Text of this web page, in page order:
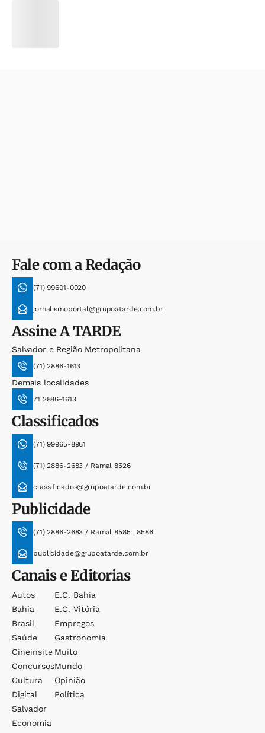
Fale com a Redação
(71) 99601-0020
jornalismoportal@grupoatarde.com.br
AssineA TARDE
Salvador e Região Metropolitana
(71) 2886-1613
Demais localidades
71 2886-1613
Classificados
(71) 99965-8961
(71) 2886-2683 / Ramal 8526
classificados@grupoatarde.com.br
Publicidade
(71) 2886-2683 / Ramal 8585 | 8586
publicidade@grupoatarde.com.br
Canais e Editorias
Autos
Bahia
Brasil
Saúde
Cineinsite
Concursos
Cultura
Digital
Salvador
Economia
E.c. Bahia
E.c. Vitória
Empregos
Gastronomia
Muito
Mundo
Opinião
Política